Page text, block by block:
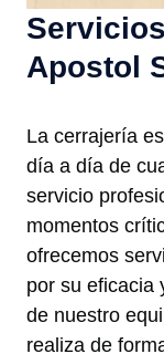
Apostol
La cerrajería
día a día de
servicio
momentos
ofrecemos
por su eficacia
de nuestro
realiza de